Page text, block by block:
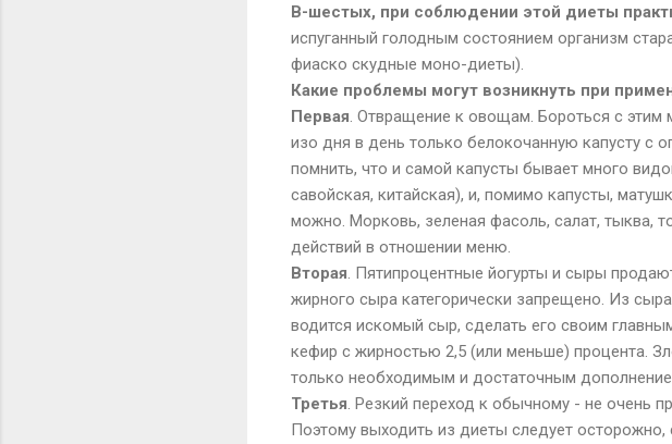
В-шестых, при соблюдении этой диеты
испуганный голодным состоянием организм
фиаско скудные моно-диеты).
Какие проблемы могут возникнуть при
Первая . Отвращение к овощам. Бороться с
изо дня в день только белокочанную капусту с
помнить, что и самой капусты бывает много
савойская, китайская), и, помимо капусты,
можно. Морковь, зеленая фасоль, салат, тыква,
действий в отношении меню.
Вторая . Пятипроцентные йогурты и сыры
жирного сыра категорически запрещено. Из
водится искомый сыр, сделать его своим
кефир с жирностью 2,5 (или меньше) процента.
только необходимым и достаточным
Третья . Резкий переход к обычному - не очень
Поэтому выходить из диеты следует